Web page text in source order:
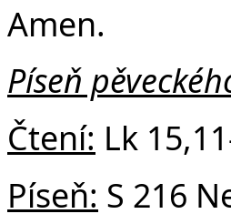
Amen.
Píseň
Čtení: Lk
Píseň: S 216